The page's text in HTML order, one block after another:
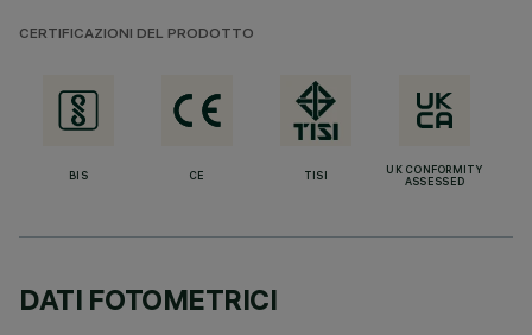
CERTIFICAZIONI DEL PRODOTTO
BIS CE TISI
UK CONFORMITY
ASSESSED
DATI FOTOMETRICI